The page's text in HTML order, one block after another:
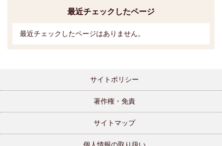
最近チェックしたページ
最近チェックしたページはありません。
サイトポリシー
著作権・免責
サイトマップ